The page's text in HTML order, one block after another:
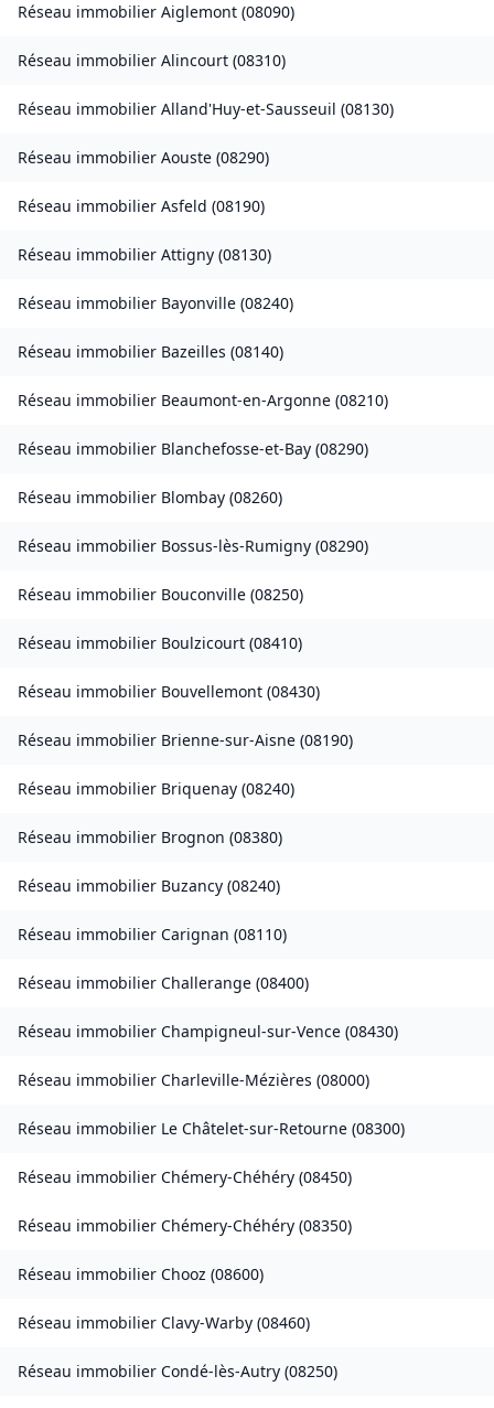
Réseau immobilier Aiglemont (08090)
Réseau immobilier Alincourt (08310)
Réseau immobilier Alland'Huy-et-Sausseuil (08130)
Réseau immobilier Aouste (08290)
Réseau immobilier Asfeld (08190)
Réseau immobilier Attigny (08130)
Réseau immobilier Bayonville (08240)
Réseau immobilier Bazeilles (08140)
Réseau immobilier Beaumont-en-Argonne (08210)
Réseau immobilier Blanchefosse-et-Bay (08290)
Réseau immobilier Blombay (08260)
Réseau immobilier Bossus-lès-Rumigny (08290)
Réseau immobilier Bouconville (08250)
Réseau immobilier Boulzicourt (08410)
Réseau immobilier Bouvellemont (08430)
Réseau immobilier Brienne-sur-Aisne (08190)
Réseau immobilier Briquenay (08240)
Réseau immobilier Brognon (08380)
Réseau immobilier Buzancy (08240)
Réseau immobilier Carignan (08110)
Réseau immobilier Challerange (08400)
Réseau immobilier Champigneul-sur-Vence (08430)
Réseau immobilier Charleville-Mézières (08000)
Réseau immobilier Le Châtelet-sur-Retourne (08300)
Réseau immobilier Chémery-Chéhéry (08450)
Réseau immobilier Chémery-Chéhéry (08350)
Réseau immobilier Chooz (08600)
Réseau immobilier Clavy-Warby (08460)
Réseau immobilier Condé-lès-Autry (08250)